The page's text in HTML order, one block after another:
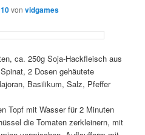
vonvidgames
ca. 250g Soja-Hackfleisch aus
2 Dosen gehäutete
Basilikum, Salz, Pfeffer
Topf mit Wasser für 2 Minuten
die Tomaten zerkleinern, mit